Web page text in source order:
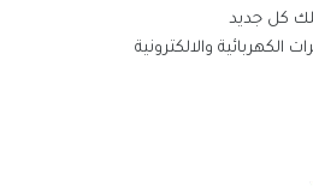
كل جديد
والالكترونية